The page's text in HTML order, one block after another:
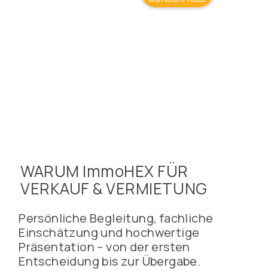
WARUM ImmoHEX FÜR
VERKAUF & VERMIETUNG
Persönliche Begleitung, fachliche
Einschätzung und hochwertige
Präsentation – von der ersten
Entscheidung bis zur Übergabe.